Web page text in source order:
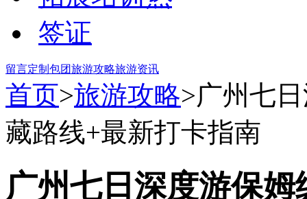
签证
留言定制包团旅游攻略旅游资讯
首页>旅游攻略>广州七
藏路线+最新打卡指南
广州七日深度游保